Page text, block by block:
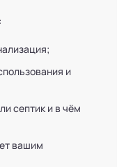
и
септик и в чём
вашим